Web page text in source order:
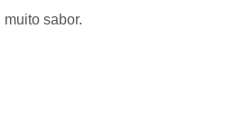
muito sabor.